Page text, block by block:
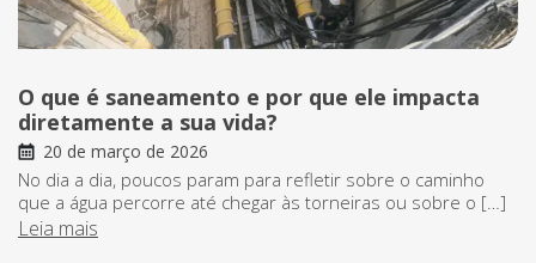
O que é saneamento e por que ele impacta
diretamente a sua vida?
20 de março de 2026
No dia a dia, poucos param para refletir sobre o caminho
que a água percorre até chegar às torneiras ou sobre o […]
Leia mais